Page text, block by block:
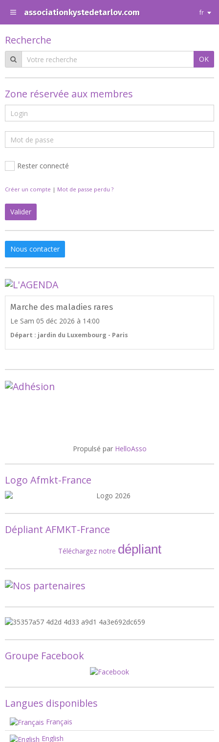
associationkystedetarlov.com fr
Recherche
OK
Zone réservée aux membres
Rester connecté
Créer un compte | Mot de passe perdu ?
Valider
Nous contacter
Marche des maladies rares
Le Sam 05 déc 2026 à 14:00
Départ : jardin du Luxembourg - Paris
Propulsé par HelloAsso
Logo Afmkt-France
Dépliant AFMKT-France
Téléchargez notre dépliant
Groupe Facebook
Langues disponibles
Français
English